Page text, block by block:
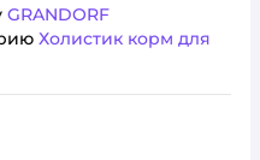
GRANDORF
Холистик корм для